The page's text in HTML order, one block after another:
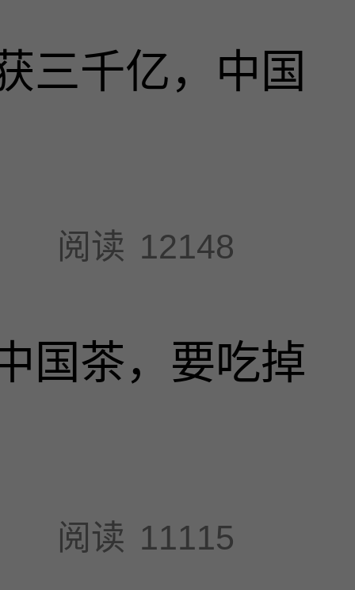
三千亿，中国
阅读 12148
国茶，要吃掉
阅读 11115